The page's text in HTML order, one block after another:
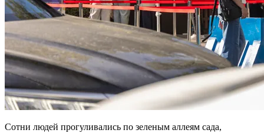
Сотни людей прогуливались по зеленым аллеям сада,